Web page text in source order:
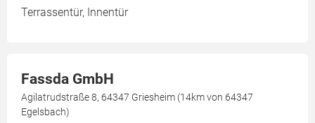
Terrassentür, Innentür
Fassda GmbH
Agilatrudstraße 8, 64347 Griesheim (14km von 64347
Egelsbach)